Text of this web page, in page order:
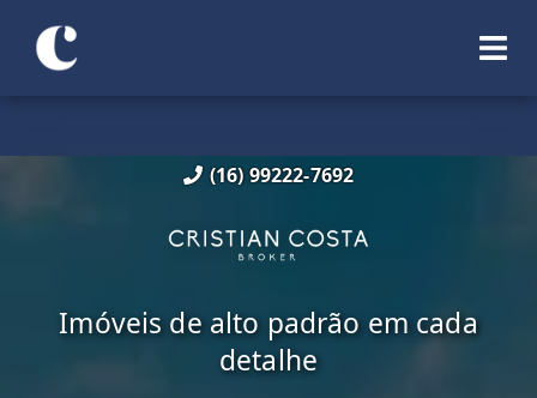
(16) 99222-7692
Imóveis de alto padrão em cada
detalhe